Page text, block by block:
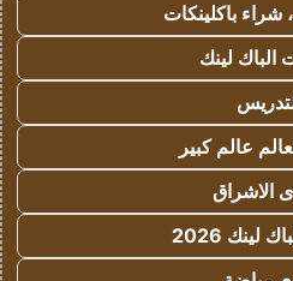
شراء باكلينكات
الباك لينك
عالم كبير
الاشراق
لينك 2026